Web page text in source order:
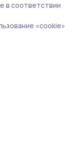
в соответствии
«cookie»